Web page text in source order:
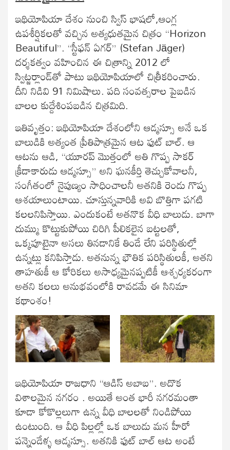
ఇథియోపియా దేశం నుంచి స్విస్ భాషలో,ఆంగ్ల
ఉపశీర్షికలతో వచ్చిన అత్యధుతమైన చిత్రం “Horizon
Beautiful”. “స్టీఫన్ ఏగర్” (Stefan Jäger)
దర్శకత్వం వహించిన ఈ చిత్రాన్ని 2012 లో
స్విట్జర్లాండ్‌తో పాటు ఇథియోపియాలో చిత్రీకరించారు.
దీని నిడివి 91 నిమిషాలు. పది సంవత్సరాల పైబడిన
బాలల కుద్దేశింపబడిన చిత్రమిది.
ఇతివృత్తం: ఇథియోపియా దేశంలోని ఆడ్మస్సూ అనే ఒక
బాలుడికి అత్యంత ప్రీతిపాత్రమైన ఆట ఫుట్ బాల్. ఆ
ఆటను ఆడి, “యూరప్ మొత్తంలో అతి గొప్ప సాకర్
క్రీడాకారుడు ఆడ్మస్సూ” అని ఘనకీర్తి తెచ్చుకోవాలనీ,
సంగీతంలో నైపుణ్యం సాధించాలనీ అతనికి రెండు గొప్ప
ఆశయాలుంటాయి. చూస్తున్నవారికి అవి బొత్తిగా పగటి
కలలనిపిస్తాయి. ఎందుకంటే అతనొక వీధి బాలుడు. బాగా
దుమ్ము కొట్టుకుపోయి చిరిగి పీలికలైన బట్టలతో,
ఒక్కపూటైనా అసలు తినడానికే తిండే లేని పరిస్థితుల్లో
ఉన్నట్లు కనిపిస్తాడు. అతనున్న భౌతిక పరిస్థితులకీ, అతని
తాహతుకీ ఆ కోరికలు అసాధ్యమైనప్పటికీ ఆశ్చర్యకరంగా
అతని కలలు అనుభవంలోకి రావడమే ఈ సినిమా
కథాంశం!
ఇథియోపియా రాజధాని “ఆడిస్ అబాబ”. అదొక
విశాలమైన నగరం . అయితే అంత భారీ నగరమంతా
కూడా కోకొల్లలుగా ఉన్న వీధి బాలలతో నిండిపోయి
ఉంటుంది. ఆ వీధి పిల్లల్లో ఒక బాలుడు మన హీరో
పన్నెండేళ్ళ ఆడ్మస్సూ. అతనికి ఫుట్ బాల్ ఆట అంటే